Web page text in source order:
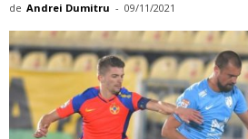
de Andrei Dumitru - 09/11/2021